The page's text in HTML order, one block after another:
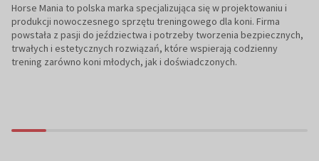
Horse Mania to polska marka specjalizująca się w projektowaniu i
produkcji nowoczesnego sprzętu treningowego dla koni. Firma
powstała z pasji do jeździectwa i potrzeby tworzenia bezpiecznych,
trwałych i estetycznych rozwiązań, które wspierają codzienny
trening zarówno koni młodych, jak i doświadczonych.